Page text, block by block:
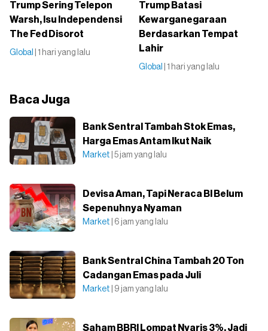
Trump Sering Telepon
Warsh, Isu Independensi
The Fed Disorot
Global | 1 hari yang lalu
Trump Batasi
Kewarganegaraan
Berdasarkan Tempat
Lahir
Global | 1 hari yang lalu
Baca Juga
Bank Sentral Tambah Stok Emas,
Harga Emas Antam Ikut Naik
Market | 5 jam yang lalu
Devisa Aman, Tapi Neraca BI Belum
Sepenuhnya Nyaman
Market | 6 jam yang lalu
Bank Sentral China Tambah 20 Ton
Cadangan Emas pada Juli
Market | 9 jam yang lalu
Saham BBRI Lompat Nyaris 3%, Jadi